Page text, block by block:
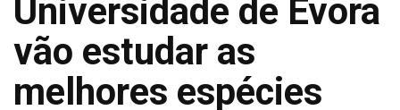
Universidade de Évora
vão estudar as
melhores espécies